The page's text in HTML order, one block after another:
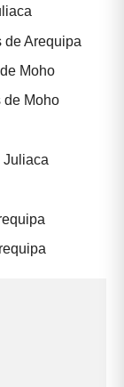
de Arequipa
Moho
de Moho
Juliaca